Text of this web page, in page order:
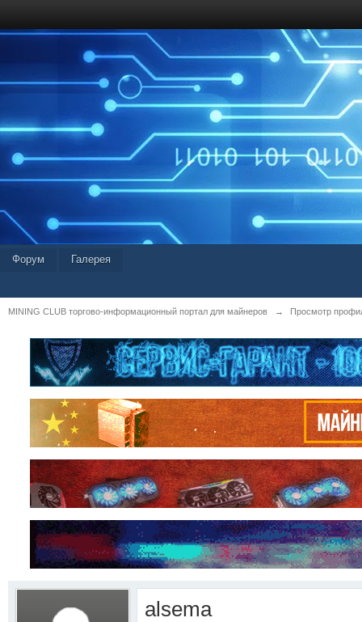
Форум Галерея
MINING CLUB торгово-информационный портал для майнеров → Просмотр
alsema